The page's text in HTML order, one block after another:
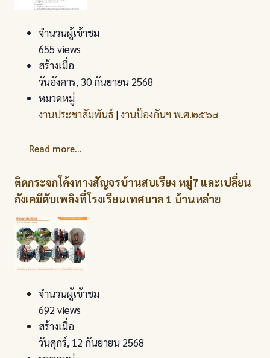
จำนวนผู้เข้าชม
655 views
สร้างเมื่อ
วันอังคาร, 30 กันยายน 2568
หมวดหมู่
งานประชาสัมพันธ์ |งานป้องกันฯ พ.ศ.๒๕๖๘
Read more...
ติดกระจกโค้งทางสัญจรบ้านสบเรียง หมู่7 และเปลี่ยน
ถังเคมีดับเพลิงที่โรงเรียนเทศบาล 1 บ้านหล่าย
จำนวนผู้เข้าชม
692 views
สร้างเมื่อ
วันศุกร์, 12 กันยายน 2568